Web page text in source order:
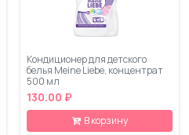
Кондиционер для детского
белья Meine Liebe, концентрат
500 мл
130.00 ₽
В корзину